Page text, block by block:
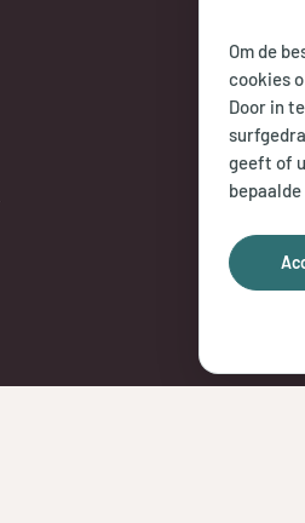
Om de
cookies
Door in
geeft of
vr:
tijdens